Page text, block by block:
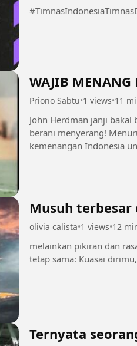
WAJIB
Priono Sabtu•1 views•11
John Herdman janji bakal
berani menyerang!
kemenangan Indonesia
Musuh
olivia calista•1 views•12
melainkan pikiran dan rasa malas kita sendiri.
tetap sama: Kuasai
Ternyata